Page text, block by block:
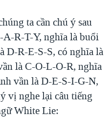
ta cần chú ý sau
A-R-T-Y, nghĩa là buổi
D-R-E-S-S, có nghĩa là
là C-O-L-O-R, nghĩa
vần là D-E-S-I-G-N,
vị nghe lại câu tiếng
White Lie: